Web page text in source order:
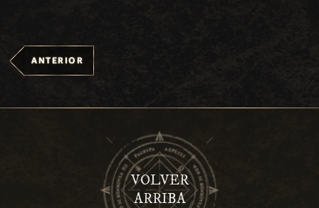
ANTERIOR
VOLVER
ARRIBA